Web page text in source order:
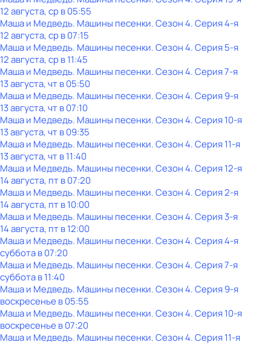
12 августа, ср в 05:55
Маша и Медведь. Машины песенки. Сезон 4. Серия 4-я
12 августа, ср в 07:15
Маша и Медведь. Машины песенки. Сезон 4. Серия 5-я
12 августа, ср в 11:45
Маша и Медведь. Машины песенки. Сезон 4. Серия 7-я
13 августа, чт в 05:50
Маша и Медведь. Машины песенки. Сезон 4. Серия 9-я
13 августа, чт в 07:10
Маша и Медведь. Машины песенки. Сезон 4. Серия 10-я
13 августа, чт в 09:35
Маша и Медведь. Машины песенки. Сезон 4. Серия 11-я
13 августа, чт в 11:40
Маша и Медведь. Машины песенки. Сезон 4. Серия 12-я
14 августа, пт в 07:20
Маша и Медведь. Машины песенки. Сезон 4. Серия 2-я
14 августа, пт в 10:00
Маша и Медведь. Машины песенки. Сезон 4. Серия 3-я
14 августа, пт в 12:00
Маша и Медведь. Машины песенки. Сезон 4. Серия 4-я
субботав07:20
Маша и Медведь. Машины песенки. Сезон 4. Серия 7-я
субботав11:40
Маша и Медведь. Машины песенки. Сезон 4. Серия 9-я
воскресенье в05:55
Маша и Медведь. Машины песенки. Сезон 4. Серия 10-я
воскресенье в07:20
Маша и Медведь. Машины песенки. Сезон 4. Серия 11-я